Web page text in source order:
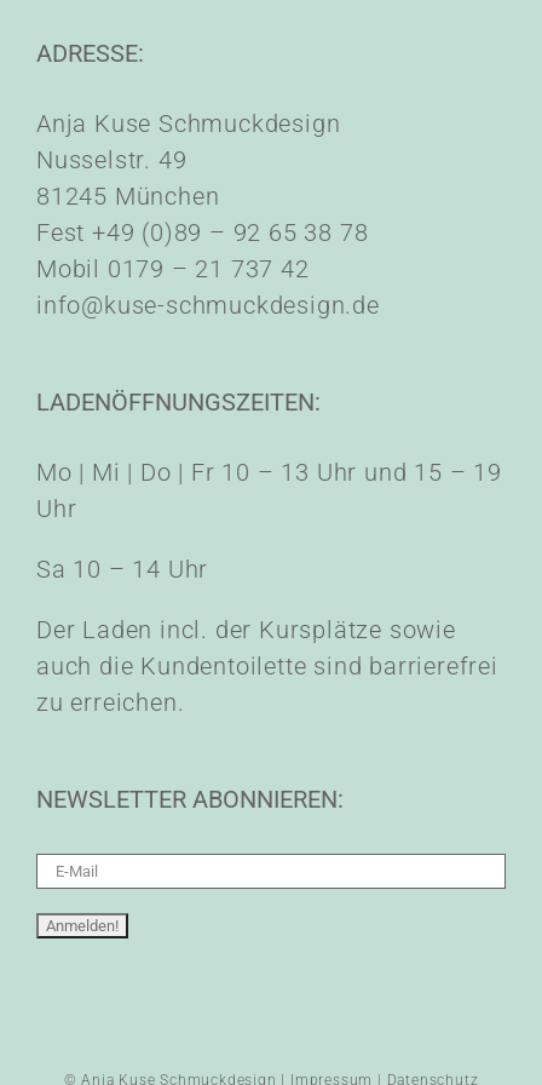
ADRESSE:
Anja Kuse Schmuckdesign
Nusselstr. 49
81245 München
Fest +49 (0)89 – 92 65 38 78
Mobil 0179 – 21 737 42
info@kuse-schmuckdesign.de
LADENÖFFNUNGSZEITEN:
Mo | Mi | Do | Fr 10 – 13 Uhr und 15 – 19
Uhr
Sa 10 – 14 Uhr
Der Laden incl. der Kursplätze sowie
auch die Kundentoilette sind barrierefrei
zu erreichen.
NEWSLETTER ABONNIEREN:
© Anja Kuse Schmuckdesign | Impressum Datenschutz